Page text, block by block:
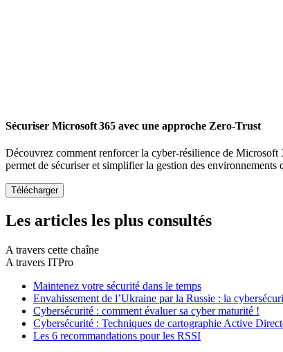
Sécuriser Microsoft 365 avec une approche Zero-Trust
Découvrez comment renforcer la cyber-résilience de
permet de sécuriser et simplifier la gestion des
Les articles les plus consultés
A travers cette chaîne
A travers ITPro
Maintenez votre sécurité dans le temps
Envahissement de l’Ukraine par la Russie : la
Cybersécurité : comment évaluer sa cyber maturité !
Cybersécurité : Techniques de cartographie Active
Les 6 recommandations pour les RSSI